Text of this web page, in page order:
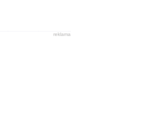
reklama